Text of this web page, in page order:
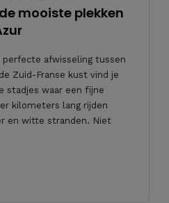
mooiste plekken
afwisseling tussen
Zuid-Franse kust vind je
stadjes waar een fijne
kilometers lang rijden
en witte stranden. Niet